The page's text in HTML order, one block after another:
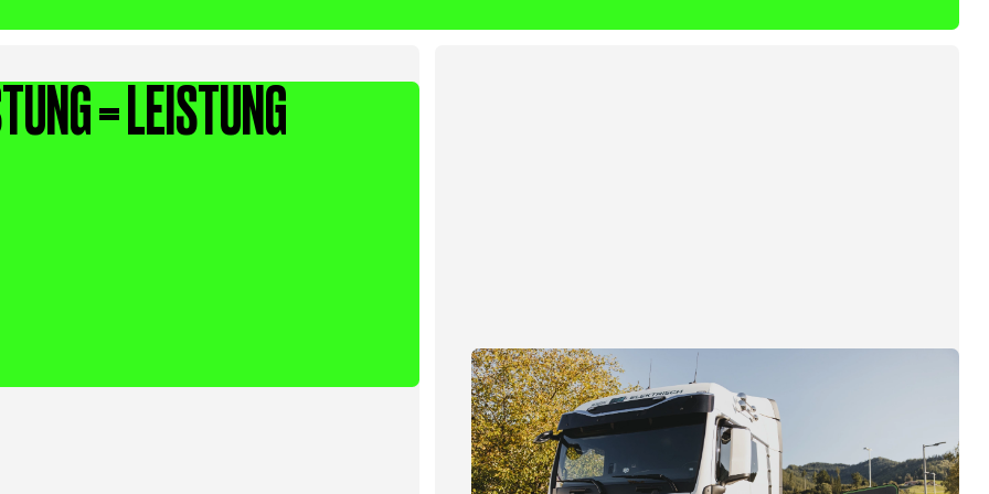
= LEISTUNG